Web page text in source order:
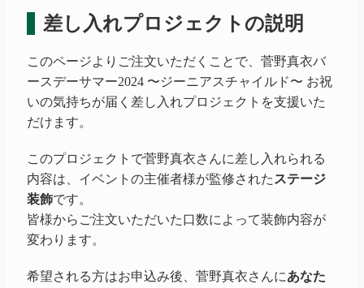
差し入れプロジェクトの説明
このページよりご注文いただくことで、 菅野真衣バ
ースデーサマー2024 〜ジーニアスチャイルド〜 お祝
いの気持ちが届く差し入れプロジェクトを支援いた
だけます。
このプロジェクトで菅野真衣さんに差し入れられる
内容は、イベントの主催者様が監修された ステージ
装飾です。
皆様からご注文いただいた口数によって装飾内容が
変わります。
希望される方はお申込み後、菅野真衣さんにあなた